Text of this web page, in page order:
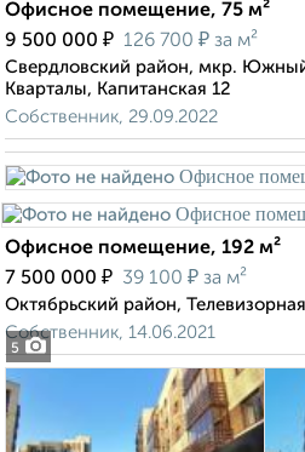
Офисное помещение, 75 м²
9 500 000 ₽ 126 700 ₽ за м²
Свердловский район, мкр.
Кварталы, Капитанская 12
Собственник, 29.09.2022
5
Офисное помещение, 192 м²
7 500 000 ₽ 39 100 ₽ за м²
Октябрьский район,
Собственник, 14.06.2021